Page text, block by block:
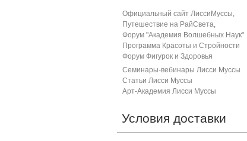
Официальный сайт ЛиссиМуссы,
Путешествие на РайСвета,
Форум "Академия Волшебных Наук"
Программа Красоты и Стройности
Форум Фигурок и Здоровья
Семинары-вебинары Лисси Муссы
Статьи Лисси Муссы
Арт-Академия Лисси Муссы
Условия доставки